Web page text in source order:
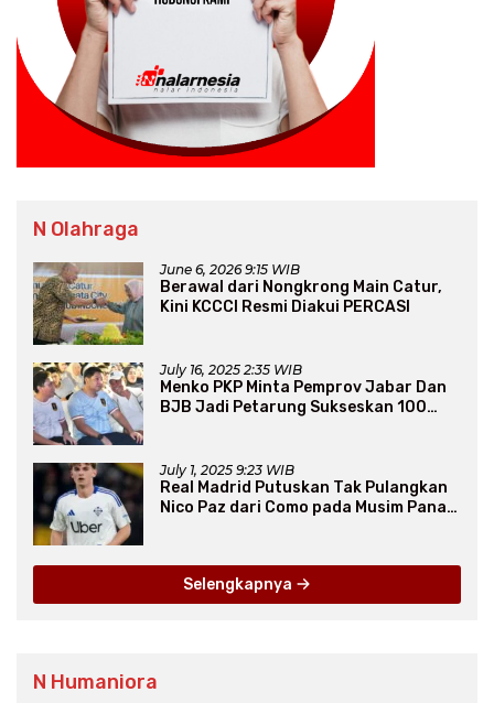
N Olahraga
June 6, 2026 9:15 WIB
Berawal dari Nongkrong Main Catur,
Kini KCCCI Resmi Diakui PERCASI
July 16, 2025 2:35 WIB
Menko PKP Minta Pemprov Jabar Dan
BJB Jadi Petarung Sukseskan 100
July 1, 2025 9:23 WIB
Real Madrid Putuskan Tak Pulangkan
Nico Paz dari Como pada Musim Panas
Selengkapnya
N Humaniora